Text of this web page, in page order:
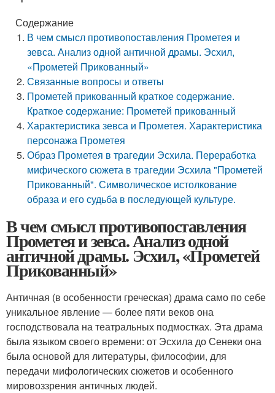
Содержание
В чем смысл противопоставления Прометея и
зевса. Анализ одной античной драмы. Эсхил,
«Прометей Прикованный»
Связанные вопросы и ответы
Прометей прикованный краткое содержание.
Краткое содержание: Прометей прикованный
Характеристика зевса и Прометея. Характеристика
персонажа Прометея
Образ Прометея в трагедии Эсхила. Переработка
мифического сюжета в трагедии Эсхила "Прометей
Прикованный". Символическое истолкование
образа и его судьба в последующей культуре.
В чем смысл противопоставления
Прометея и зевса. Анализ одной
античной драмы. Эсхил, «Прометей
Прикованный»
Античная (в особенности греческая) драма само по себе
уникальное явление — более пяти веков она
господствовала на театральных подмостках. Эта драма
была языком своего времени: от Эсхила до Сенеки она
была основой для литературы, философии, для
передачи мифологических сюжетов и особенного
мировоззрения античных людей.